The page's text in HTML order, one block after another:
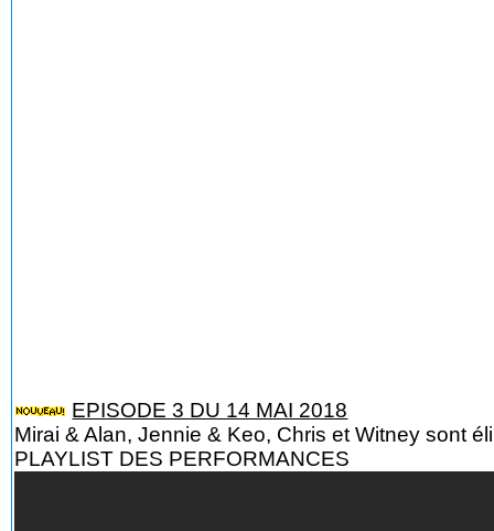
EPISODE 3 DU 14 MAI 2018
Mirai & Alan, Jennie & Keo, Chris et Witney sont
PLAYLIST DES PERFORMANCES